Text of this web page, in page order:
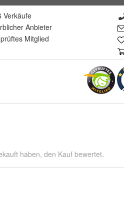
Verkäufe
er Anbieter
es Mitglied
haben, den Kauf bewertet.